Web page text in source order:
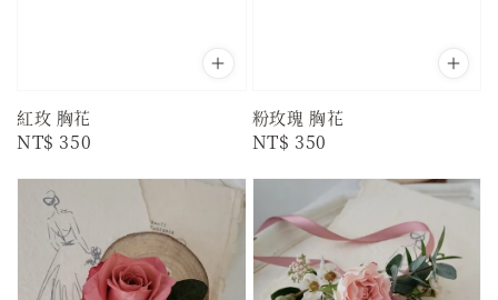
紅玫 胸花
Regular
NT$ 350
粉玫瑰 胸花
Regular
NT$ 350